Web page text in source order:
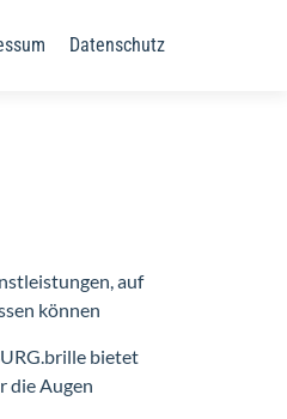
Datenschutz
auf
können
bietet
die Augen